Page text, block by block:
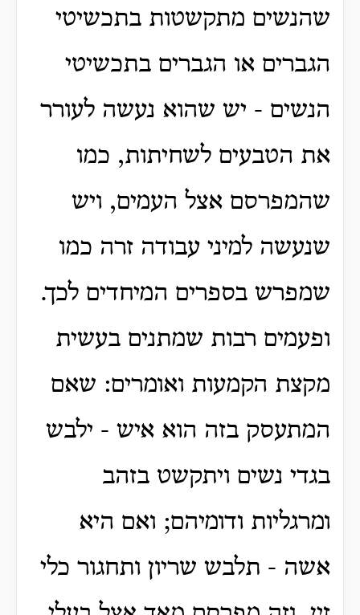
שהנשים מתקשטות בתכשיטי
הגברים או הגברים בתכשיטי
הנשים - יש שהוא נעשה לעורר
את הטבעים לשחיתות, כמו
שהמפרסם אצל העמים, ויש
שנעשה למיני עבודה זרה כמו
שמפרש בספרים המיחדים לכך.
ופעמים רבות שמתנים בעשית
מקצת הקמעות ואומרים: שאם
המתעסק בזה הוא איש - ילבש
בגדי נשים ויתקשט בזהב
ומרגליות ודומיהם; ואם היא
אשה - תלבש שריון ותחגור כלי